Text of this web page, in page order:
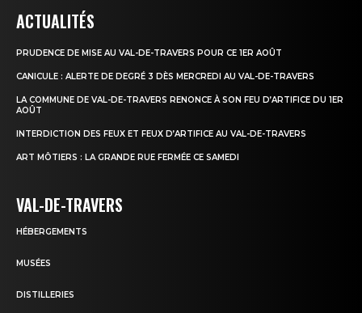
ACTUALITÉS
PRUDENCE DE MISE AU VAL-DE-TRAVERS POUR CE 1ER AOÛT
CANICULE : ALERTE DE DEGRÉ 3 DÈS MERCREDI AU VAL-DE-TRAVERS
LA COMMUNE DE VAL-DE-TRAVERS RENONCE À SON FEU D’ARTIFICE DU 1ER
AOÛT
INTERDICTION DES FEUX ET FEUX D’ARTIFICE AU VAL-DE-TRAVERS
ART MÔTIERS : LA GRANDE RUE FERMÉE CE SAMEDI
VAL-DE-TRAVERS
HÉBERGEMENTS
MUSÉES
DISTILLERIES